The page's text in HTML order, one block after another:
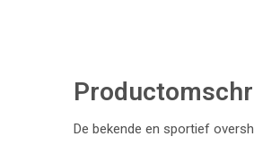
De bekende en sportief